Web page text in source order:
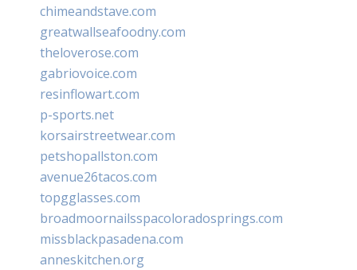
chimeandstave.com
greatwallseafoodny.com
theloverose.com
gabriovoice.com
resinflowart.com
p-sports.net
korsairstreetwear.com
petshopallston.com
avenue26tacos.com
topgglasses.com
broadmoornailsspacoloradosprings.com
missblackpasadena.com
anneskitchen.org